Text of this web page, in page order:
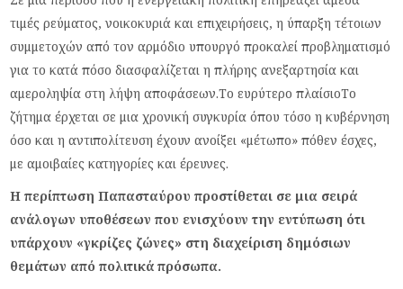
τιμές ρεύματος, νοικοκυριά και επιχειρήσεις, η ύπαρξη τέτοιων
συμμετοχών από τον αρμόδιο υπουργό προκαλεί προβληματισμό
για το κατά πόσο διασφαλίζεται η πλήρης ανεξαρτησία και
αμεροληψία στη λήψη αποφάσεων.Το ευρύτερο πλαίσιοΤο
ζήτημα έρχεται σε μια χρονική συγκυρία όπου τόσο η κυβέρνηση
όσο και η αντιπολίτευση έχουν ανοίξει «μέτωπο» πόθεν έσχες,
με αμοιβαίες κατηγορίες και έρευνες.
Η περίπτωση Παπασταύρου προστίθεται σε μια σειρά
ανάλογων υποθέσεων που ενισχύουν την εντύπωση ότι
υπάρχουν «γκρίζες ζώνες» στη διαχείριση δημόσιων
θεμάτων από πολιτικά πρόσωπα.